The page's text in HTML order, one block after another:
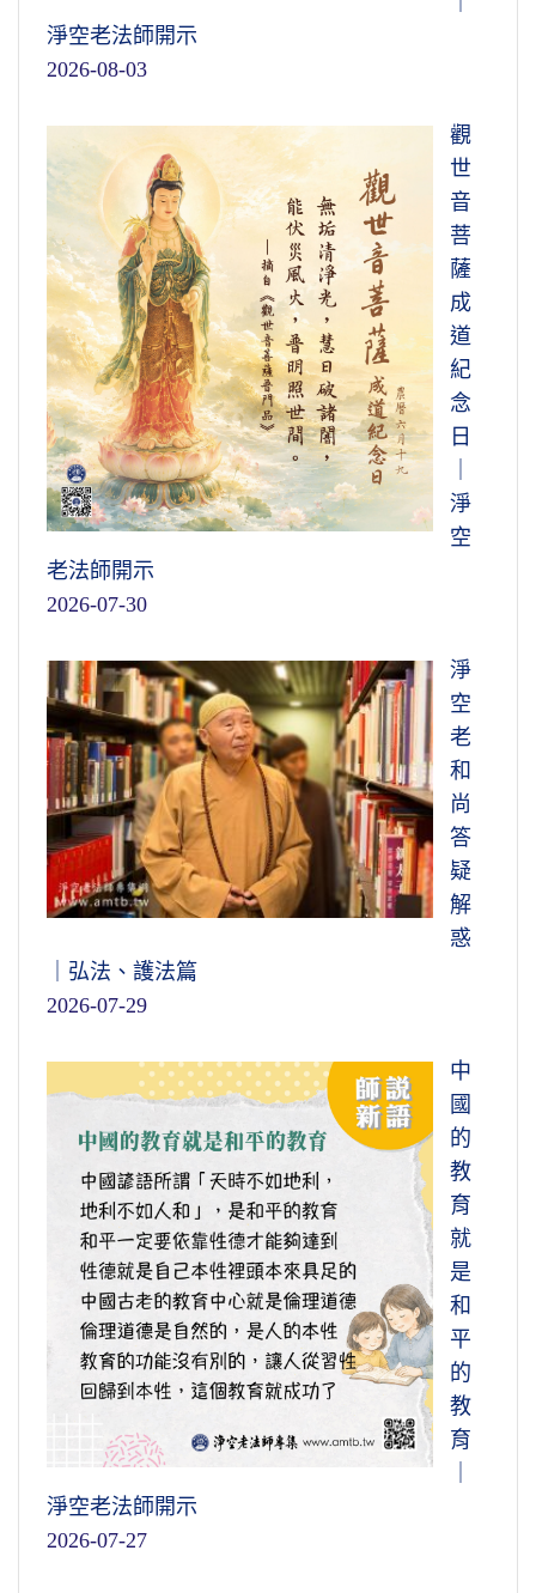
淨空老法師開示
2026-08-03
觀
世
音
菩
薩
成
道
紀
念
日
淨
空
老法師開示
2026-07-30
淨
空
老
和
尚
答
疑
解
惑
｜弘法、護法篇
2026-07-29
中
國
的
教
育
就
是
和
平
的
教
育
淨空老法師開示
2026-07-27